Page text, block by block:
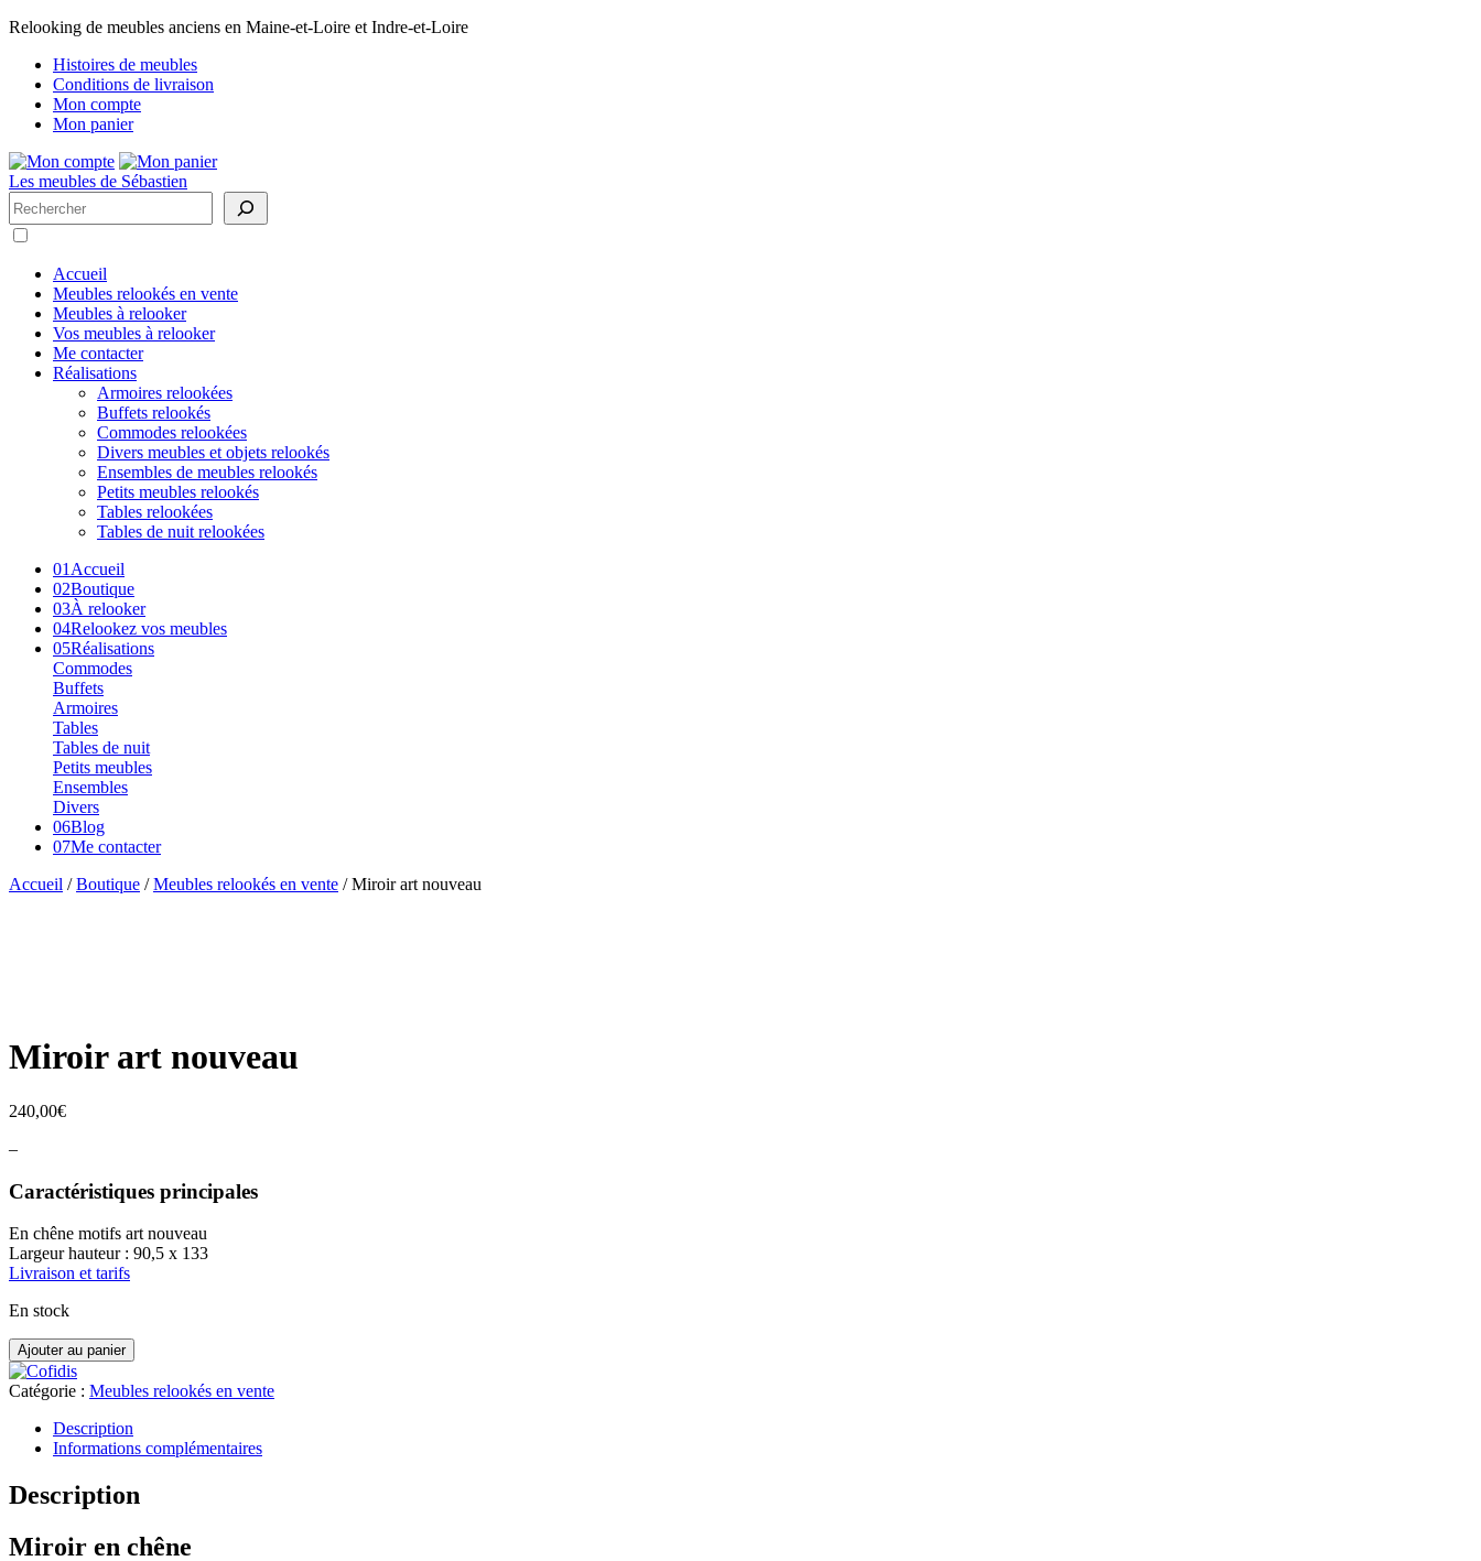
Relooking de meubles anciens en Maine-et-Loire et Indre-et-Loire
Histoires de meubles
Conditions de livraison
Mon compte
Mon panier
Les meubles de Sébastien
Rechercher
Accueil
Meubles relookés en vente
Meubles à relooker
Vos meubles à relooker
Me contacter
Réalisations
Armoires relookées
Buffets relookés
Commodes relookées
Divers meubles et objets relookés
Ensembles de meubles relookés
Petits meubles relookés
Tables relookées
Tables de nuit relookées
01 Accueil
02Boutique
03À relooker
04Relookez vos meubles
05Réalisations
Commodes
Buffets
Armoires
Tables
Tables de nuit
Petits meubles
Ensembles
Divers
06Blog
07Me contacter
Accueil /Boutique /Meubles relookés en vente / Miroir art nouveau
Miroir art nouveau
240,00€
–
Caractéristiques principales
En chêne motifs art nouveau
Largeur hauteur : 90,5 x 133
Livraison et tarifs
En stock
quantité
de
Miroir
nouveau
Ajouter au panier
Catégorie : Meubles relookés en vente
Description
Informations complémentaires
Description
Miroir en chêne